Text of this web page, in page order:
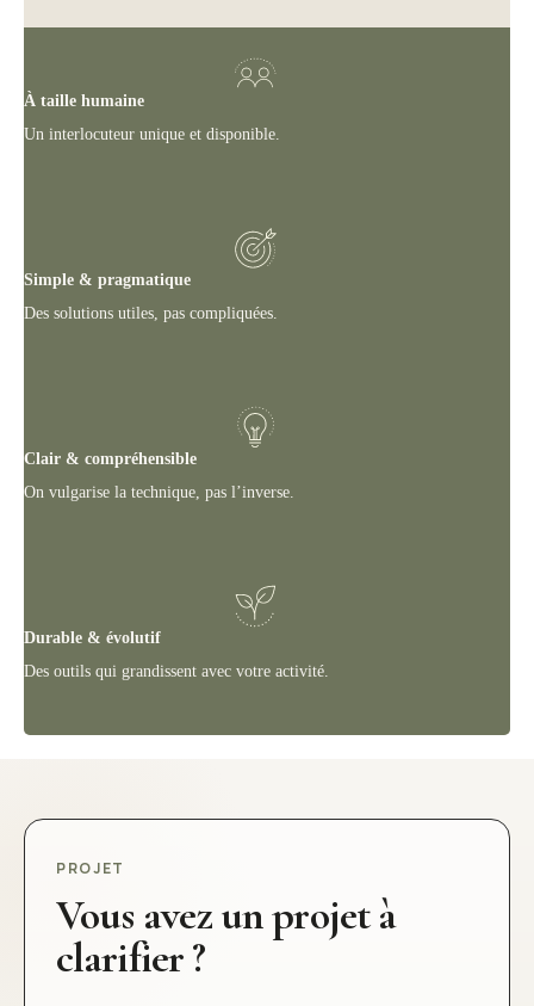
À taille humaine
Un interlocuteur unique et disponible.
Simple & pragmatique
Des solutions utiles, pas compliquées.
Clair & compréhensible
On vulgarise la technique, pas l’inverse.
Durable & évolutif
Des outils qui grandissent avec votre activité.
PROJET
Vous avez un projet à
clarifier ?